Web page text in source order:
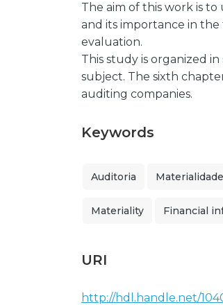
The aim of this work is
and its importance in
evaluation.
This study is organized
subject. The sixth
auditing companies.
Keywords
Auditoria Materialidade
Materiality Financial
URI
http://hdl.handle.net/